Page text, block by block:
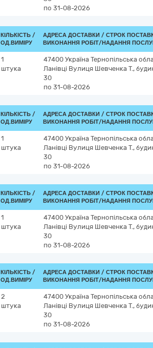
по 31-08-2026
КІЛЬКІСТЬ /
ОД.ВИМІРУ
АДРЕСА ДОСТАВКИ / СТРОК
ВИКОНАННЯ РОБІТ/НАДАННЯ
1
штука
47400 Україна Тернопільська
Ланівці Вулиця Шевченка Т.,
30
по 31-08-2026
КІЛЬКІСТЬ /
ОД.ВИМІРУ
АДРЕСА ДОСТАВКИ / СТРОК
ВИКОНАННЯ РОБІТ/НАДАННЯ
1
штука
47400 Україна Тернопільська
Ланівці Вулиця Шевченка Т.,
30
по 31-08-2026
КІЛЬКІСТЬ /
ОД.ВИМІРУ
АДРЕСА ДОСТАВКИ / СТРОК
ВИКОНАННЯ РОБІТ/НАДАННЯ
1
штука
47400 Україна Тернопільська
Ланівці Вулиця Шевченка Т.,
30
по 31-08-2026
КІЛЬКІСТЬ /
ОД.ВИМІРУ
АДРЕСА ДОСТАВКИ / СТРОК
ВИКОНАННЯ РОБІТ/НАДАННЯ
2
штука
47400 Україна Тернопільська
Ланівці Вулиця Шевченка Т.,
30
по 31-08-2026